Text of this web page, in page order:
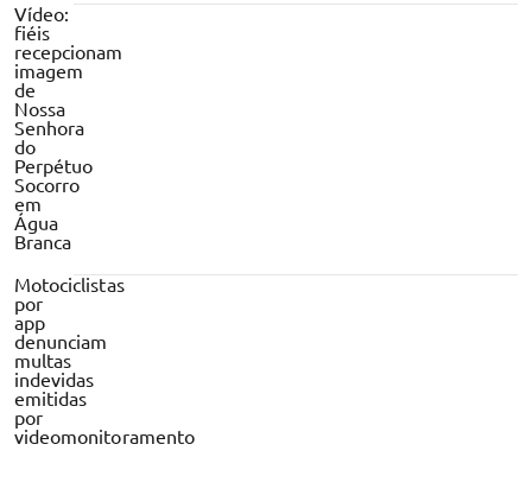
Vídeo:
fiéis
recepcionam
imagem
de
Nossa
Senhora
do
Perpétuo
Socorro
em
Água
Branca
Motociclistas
por
app
denunciam
multas
indevidas
emitidas
por
videomonitoramento